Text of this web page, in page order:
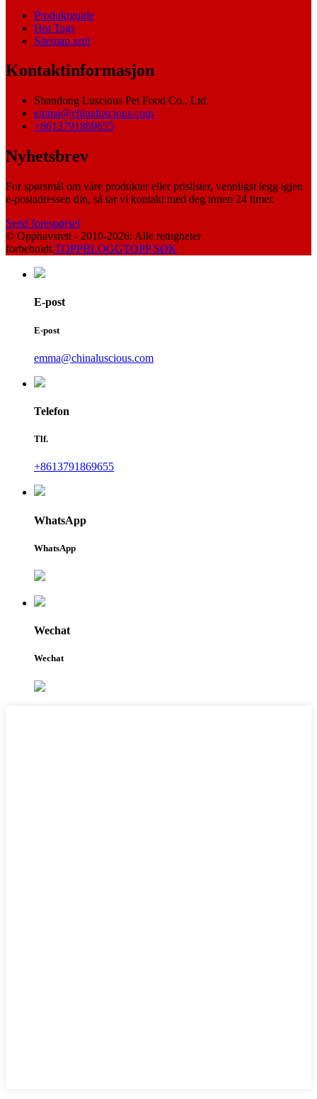
Produktguide
Hot Tags
Sitemap.xml
Kontaktinformasjon
Shandong Luscious Pet Food Co., Ltd.
emma@chinaluscious.com
+8613791869655
Nyhetsbrev
For spørsmål om våre produkter eller prislister, vennligst legg igjen
e-postadressen din, så tar vi kontakt med deg innen 24 timer.
Send forespørsel
© Opphavsrett - 2010-2026: Alle rettigheter
forbeholdt.TOPPBLOGGTOPP SØK
E-post
E-post
emma@chinaluscious.com
Telefon
Tlf.
+8613791869655
WhatsApp
WhatsApp
Wechat
Wechat